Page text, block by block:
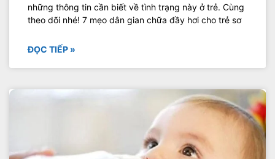
những thông tin cần biết về tình trạng này ở trẻ. Cùng
theo dõi nhé! 7 mẹo dân gian chữa đầy hơi cho trẻ sơ
ĐỌC TIẾP »